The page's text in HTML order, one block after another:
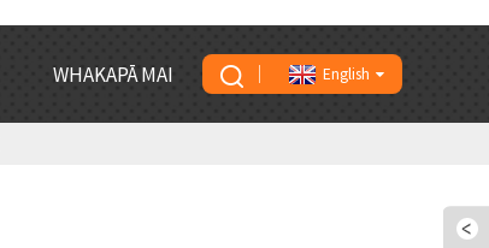
WHAKAPĀ MAI English